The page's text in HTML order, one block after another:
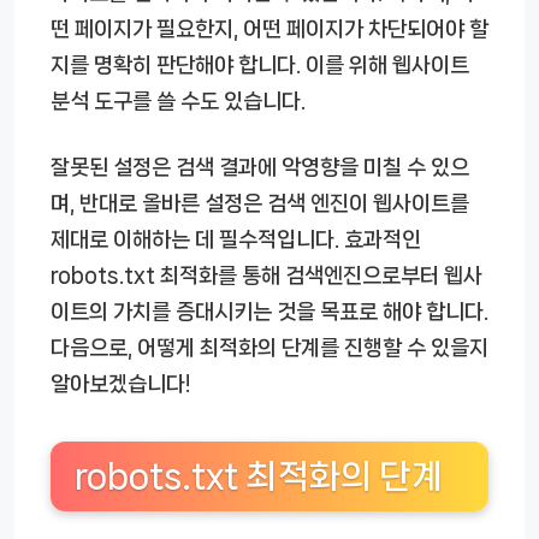
떤 페이지가 필요한지, 어떤 페이지가 차단되어야 할
지를 명확히 판단해야 합니다. 이를 위해 웹사이트
분석 도구를 쓸 수도 있습니다.
잘못된 설정은 검색 결과에 악영향을 미칠 수 있으
며, 반대로 올바른 설정은 검색 엔진이 웹사이트를
제대로 이해하는 데 필수적입니다. 효과적인
robots.txt 최적화를 통해 검색엔진으로부터 웹사
이트의 가치를 증대시키는 것을 목표로 해야 합니다.
다음으로, 어떻게 최적화의 단계를 진행할 수 있을지
알아보겠습니다!
robots.txt 최적화의 단계